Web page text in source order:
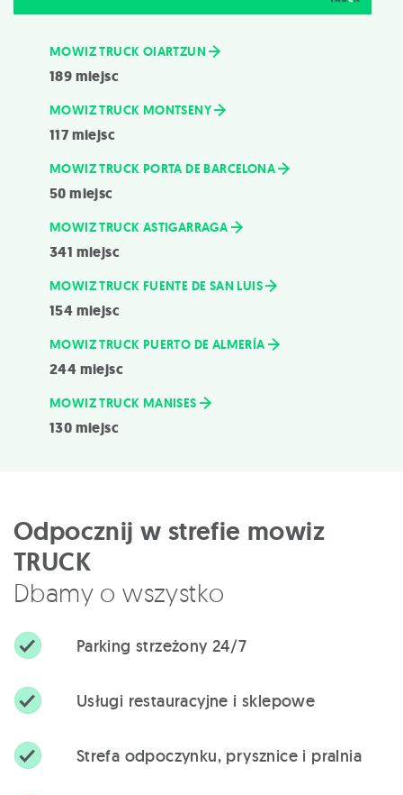
MOWIZ TRUCK OIARTZUN
189 miejsc
MOWIZ TRUCK MONTSENY
117 miejsc
MOWIZ TRUCK PORTA DE BARCELONA
50 miejsc
MOWIZ TRUCK ASTIGARRAGA
341 miejsc
MOWIZ TRUCK FUENTE DE SAN LUIS
154 miejsc
MOWIZ TRUCK PUERTO DE ALMERÍA
244 miejsc
MOWIZ TRUCK MANISES
130 miejsc
Odpocznij w strefie mowiz
TRUCK
Dbamy o wszystko
Parking strzeżony 24/7
Usługi restauracyjne i sklepowe
Strefa odpoczynku, prysznice i pralnia